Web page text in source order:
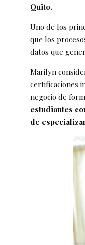
Quito.
Uno de los
que los
datos que
Marilyn
certificaciones
negocio de
estudiantes
de